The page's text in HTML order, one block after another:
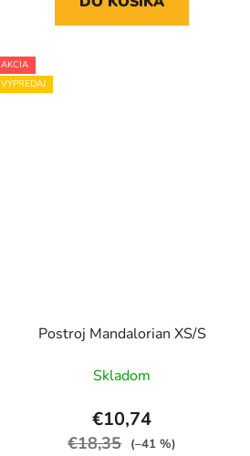
AKCIA
VÝPREDAJ
Postroj Mandalorian XS/S
Skladom
€10,74
€18,35 (–41 %)